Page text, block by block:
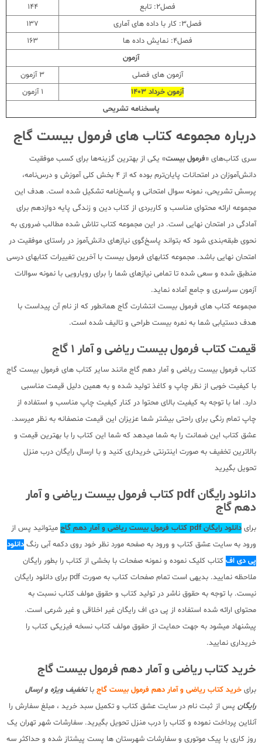
فصل2: تابع
144
فصل3: کار با داده های آماری
137
فصل4: نمایش داده ها
163
آزمون
آزمون های فصلی
3 آزمون
آزمون خرداد 1403
1 آزمون
پاسخنامه تشریحی
درباره مجموعه کتاب های فرمول بیست گاج
سری کتاب‌های «فرمول بیست» یکی از بهترین گزینه‌ها برای کسب موفقیت
دانش‌‌آموزان در امتحانات پایان‌ترم بوده که از 4 بخش کلی آموزش و درس‌نامه،
پرسش تشریحی، نمونه سوال امتحانی و پاسخ‌نامه تشکیل شده است. هدف این
مجموعه ارائه محتوای مناسب و کاربردی از کتاب دین و زندگی پایه دوازدهم برای
آمادگی در امتحان نهایی است. در این مجموعه کتاب تلاش شده مطالب ضروری به
نحوی طبقه‌بندی شود که بتواند پاسخ‌گوی نیازهای دانش‌آموز در راستای موفقیت در
امتحان نهایی باشد. مجموعه کتابهای فرمول بیست با آخرین تغییرات کتابهای درسی
منطبق شده و سعی شده تا تمامی نیازهای شما را برای رویارویی با نمونه سوالات
آزمون سراسری و جامع آماده نماید.
مجموعه کتاب های فرمول بیست انتشارت گاج همانطور که از نام آن پیداست با
هدف دستیابی شما به نمره بیست طراحی و تالیف شده است.
قیمت کتاب فرمول بیست ریاضی و آمار 1 گاج
کتاب فرمول بیست ریاضی و آمار دهم گاج مانند سایر کتاب های فرمول بیست گاج
با کیفیت خوبی از نظر چاپ و کاغذ تولید شده و به همین دلیل قیمت مناسبی
دارد. اما با توجه به کیفیت بالای محتوا در کنار کیفیت چاپ مناسب و استفاده از
چاپ تمام رنگی برای راحتی بیشتر شما عزیزان این قیمت منصفانه به نظر میرسد.
عشق کتاب این ضمانت را به شما میدهد که شما این کتاب را با بهترین قیمت و
بالاترین تخفیف به صورت اینترنتی خریداری کنید و با ارسال رایگان درب منزل
تحویل بگیرید
دانلود رایگان pdf کتاب فرمول بیست ریاضی و آمار
دهم گاج
برای دانلود رایگان pdf کتاب فرمول بیست ریاضی و آمار دهم گاج
میتوانید پس از
ورود به سایت عشق کتاب و ورود به صفحه مورد نظر خود روی دکمه آبی رنگ دانلود
پی دی اف کتاب کلیک نموده و نمونه صفحات با بخشی از کتاب را بطور رایگان
ملاحظه نمایید. بدیهی است تمام صفحات کتاب به صورت pdf برای دانلود رایگان
نیست. با توجه به حقوق ناشر در تولید کتاب و حقوق مولف کتاب نسبت به
محتوای ارائه شده استفاده از پی دی اف رایگان غیر اخلاقی و غیر شرعی است.
پیشنهاد میشود به جهت حمایت از حقوق مولف کتاب نسخه فیزیکی کتاب را
خریداری نمایید.
خرید کتاب ریاضی و آمار دهم فرمول بیست گاج
برای خرید کتاب ریاضی و آمار دهم فرمول بیست گاج باتخفیف ویژه و ارسال
رایگان پس از ثبت نام در سایت عشق کتاب و تکمیل سبد خرید ، مبلغ سفارش را
آنلاین پرداخت نموده و کتاب را درب منزل تحویل بگیرید. سفارشات شهر تهران یک
روز کاری با پیک موتوری و سفارشات شهرستان ها پست پیشتاز شده و حداکثر سه